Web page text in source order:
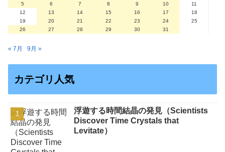
5
6 7 8 9 10
11
12
13 14 15 16 17
18
19
20 21 22 23 24
25
26
27 28 29 30 31
« 7月 9月 »
カテゴリ人気
浮遊する時間結晶の発見（Scientists
Discover Time Crystals that
Levitate）